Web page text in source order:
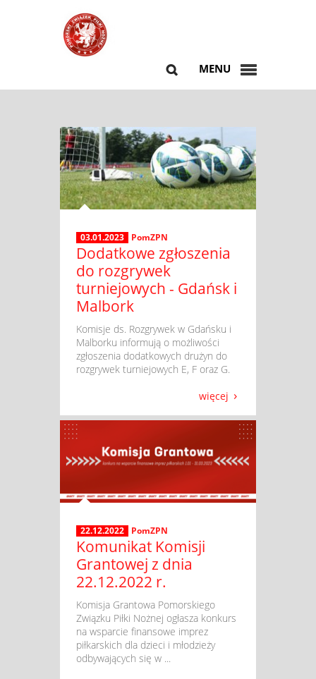
MENU
03.01.2023 PomZPN
Dodatkowe zgłoszenia
do rozgrywek
turniejowych - Gdańsk i
Malbork
​ Komisje ds. Rozgrywek w Gdańsku i
Malborku informują o możliwości
zgłoszenia dodatkowych drużyn do
rozgrywek turniejowych E, F oraz G.
więcej
22.12.2022 PomZPN
Komunikat Komisji
Grantowej z dnia
22.12.2022 r.
​ Komisja Grantowa Pomorskiego
Związku Piłki Nożnej ogłasza konkurs
na wsparcie finansowe imprez
piłkarskich dla dzieci i młodzieży
odbywających się w ...